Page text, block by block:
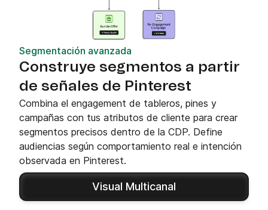
Segmentación avanzada
Construye segmentos a partir
de señales de Pinterest
Combina el engagement de tableros, pines y
campañas con tus atributos de cliente para crear
segmentos precisos dentro de la CDP. Define
audiencias según comportamiento real e intención
observada en Pinterest.
Visual Multicanal